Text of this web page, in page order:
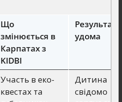
Що
змінюється в
Карпатах з
KIDBI
Результат
удома
Участь в еко-
квестах та
Дитина
свідомо